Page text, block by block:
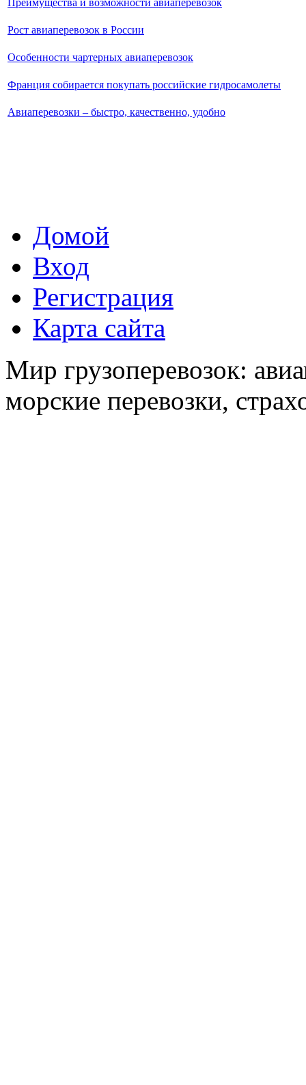
Рост авиаперевозок в России
Особенности чартерных авиаперевозок
Франция собирается покупать российские гидросамолеты
Авиаперевозки – быстро, качественно, удобно
Домой
Вход
Регистрация
Карта сайта
Мир грузоперевозок:
морские перевозки,